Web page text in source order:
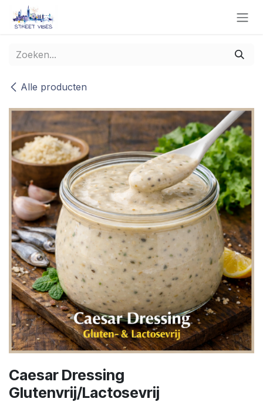
Overslaan naar inhoud
Alle producten
Caesar Dressing
Glutenvrij/Lactosevrij